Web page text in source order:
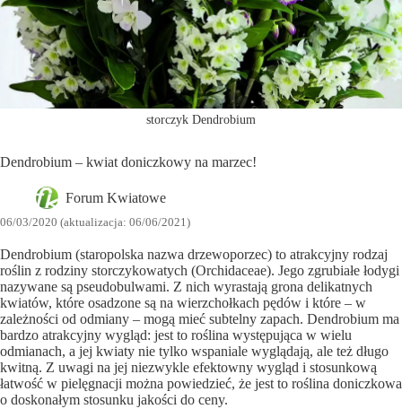
storczyk Dendrobium
Dendrobium – kwiat doniczkowy na marzec!
Forum Kwiatowe
06/03/2020 (aktualizacja: 06/06/2021)
Dendrobium (staropolska nazwa drzewoporzec) to atrakcyjny rodzaj
roślin z rodziny storczykowatych (Orchidaceae). Jego zgrubiałe łodygi
nazywane są pseudobulwami. Z nich wyrastają grona delikatnych
kwiatów, które osadzone są na wierzchołkach pędów i które – w
zależności od odmiany – mogą mieć subtelny zapach. Dendrobium ma
bardzo atrakcyjny wygląd: jest to roślina występująca w wielu
odmianach, a jej kwiaty nie tylko wspaniale wyglądają, ale też długo
kwitną. Z uwagi na jej niezwykle efektowny wygląd i stosunkową
łatwość w pielęgnacji można powiedzieć, że jest to roślina doniczkowa
o doskonałym stosunku jakości do ceny.